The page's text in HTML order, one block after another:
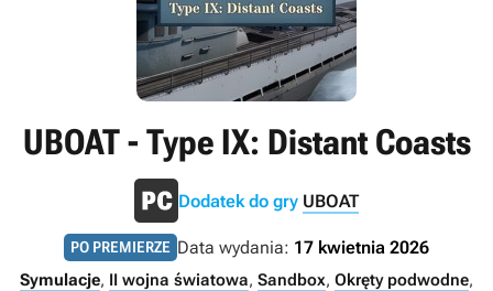
UBOAT - Type IX: Distant Coasts
Dodatek do gry UBOAT
PO PREMIERZE Data wydania: 17 kwietnia 2026
Symulacje, II wojna światowa, Sandbox, Okręty podwodne,